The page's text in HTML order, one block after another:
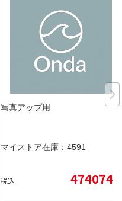
写真アップ用
マイストア在庫： 4591
税込 474074